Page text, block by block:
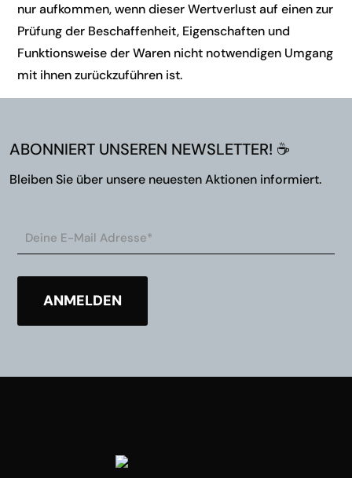
nur aufkommen, wenn dieser Wertverlust auf einen zur
Prüfung der Beschaffenheit, Eigenschaften und
Funktionsweise der Waren nicht notwendigen Umgang
mit ihnen zurückzuführen ist.
ABONNIERT UNSEREN NEWSLETTER! ☕
Bleiben Sie über unsere neuesten Aktionen informiert.